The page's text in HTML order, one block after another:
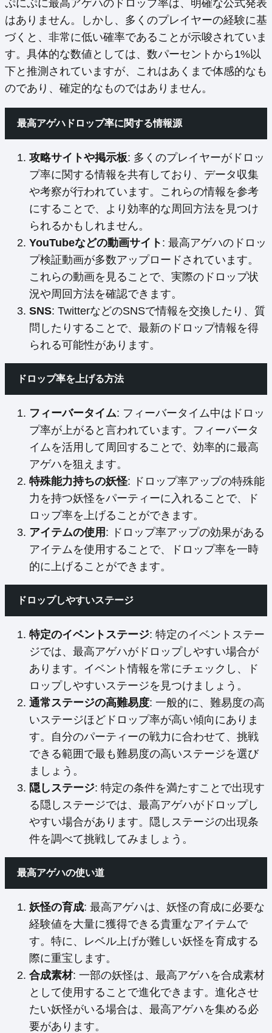
ぷにぷに最高アゲハのドロップ率は、明確な公式発表
はありません。しかし、多くのプレイヤーの経験に基
づくと、非常に低い確率であることが示唆されていま
す。具体的な数値としては、数パーセントから1%以
下と推測されていますが、これはあくまで体感的なも
のであり、確定的なものではありません。
最高アゲハドロップ率に関する情報源
攻略サイトや掲示板: 多くのプレイヤーがドロッ
プ率に関する情報を共有しており、データ収集
や考察が行われています。これらの情報を参考
にすることで、より効率的な周回方法を見つけ
られるかもしれません。
YouTubeなどの動画サイト : 最高アゲハのドロッ
プ検証動画が多数アップロードされています。
これらの動画を見ることで、実際のドロップ状
況や周回方法を確認できます。
SNS: TwitterなどのSNSで情報を交換したり、質
問したりすることで、最新のドロップ情報を得
られる可能性があります。
ドロップ率を上げる方法
フィーバータイム: フィーバータイム中はドロッ
プ率が上がると言われています。フィーバータ
イムを活用して周回することで、効率的に最高
アゲハを狙えます。
特殊能力持ちの妖怪: ドロップ率アップの特殊能
力を持つ妖怪をパーティーに入れることで、ド
ロップ率を上げることができます。
アイテムの使用 : ドロップ率アップの効果がある
アイテムを使用することで、ドロップ率を一時
的に上げることができます。
ドロップしやすいステージ
特定のイベントステージ: 特定のイベントステー
ジでは、最高アゲハがドロップしやすい場合が
あります。イベント情報を常にチェックし、ド
ロップしやすいステージを見つけましょう。
通常ステージの高難易度: 一般的に、難易度の高
いステージほどドロップ率が高い傾向にありま
す。自分のパーティーの戦力に合わせて、挑戦
できる範囲で最も難易度の高いステージを選び
ましょう。
隠しステージ: 特定の条件を満たすことで出現す
る隠しステージでは、最高アゲハがドロップし
やすい場合があります。隠しステージの出現条
件を調べて挑戦してみましょう。
最高アゲハの使い道
妖怪の育成: 最高アゲハは、妖怪の育成に必要な
経験値を大量に獲得できる貴重なアイテムで
す。特に、レベル上げが難しい妖怪を育成する
際に重宝します。
合成素材: 一部の妖怪は、最高アゲハを合成素材
として使用することで進化できます。進化させ
たい妖怪がいる場合は、最高アゲハを集める必
要があります。